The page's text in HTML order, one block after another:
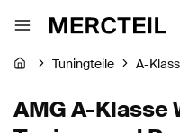
Tuningteile A-
AMG A-Klasse